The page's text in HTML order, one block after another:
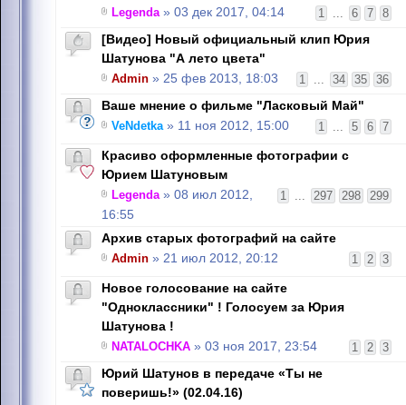
1 ... 6 7 8
Legenda» 03 дек 2017, 04:14
[Видео] Новый официальный клип Юрия
Шатунова "А лето цвета"
1 ... 34 35 36
Admin » 25 фев 2013, 18:03
Ваше мнение о фильме "Ласковый Май"
1 ... 5 6 7
VeNdetka» 11 ноя 2012, 15:00
Красиво оформленные фотографии с
Юрием Шатуновым
1 ... 297 298 299
Legenda» 08 июл 2012,
16:55
Архив старых фотографий на сайте
1 2 3
Admin » 21 июл 2012, 20:12
Новое голосование на сайте
"Одноклассники" ! Голосуем за Юрия
Шатунова !
1 2 3
NATALOCHKA » 03 ноя 2017, 23:54
Юрий Шатунов в передаче «Ты не
поверишь!» (02.04.16)